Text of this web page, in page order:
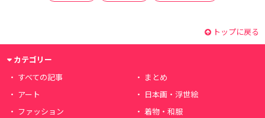
トップに戻る
カテゴリー
すべての記事
まとめ
アート
日本画・浮世絵
ファッション
着物・和服